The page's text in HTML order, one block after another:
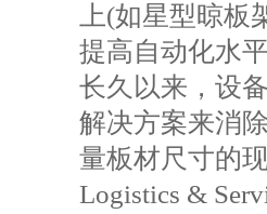
上(如星型晾
提高自动化水
长久以来，设
解决方案来消
量板材尺寸的
Logistics &